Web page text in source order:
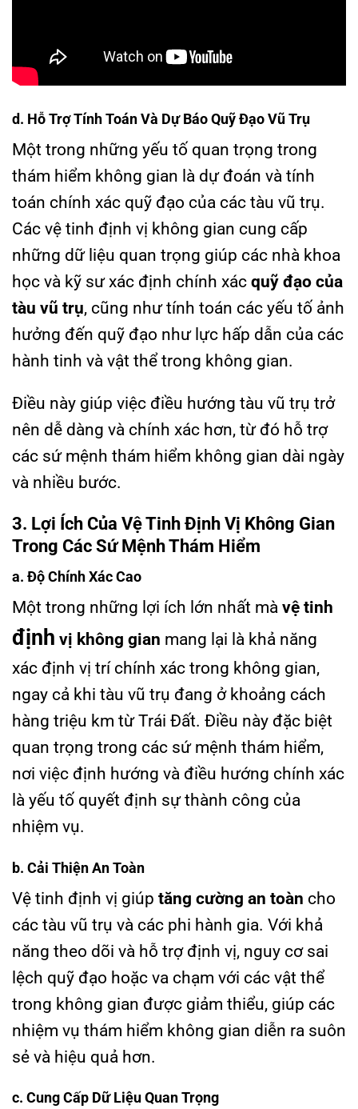
d. Hỗ Trợ Tính Toán Và Dự Báo Quỹ Đạo Vũ Trụ
Một trong những yếu tố quan trọng trong
thám hiểm không gian là dự đoán và tính
toán chính xác quỹ đạo của các tàu vũ trụ.
Các vệ tinh định vị không gian cung cấp
những dữ liệu quan trọng giúp các nhà khoa
học và kỹ sư xác định chính xác quỹ đạo của
tàu vũ trụ, cũng như tính toán các yếu tố ảnh
hưởng đến quỹ đạo như lực hấp dẫn của các
hành tinh và vật thể trong không gian.
Điều này giúp việc điều hướng tàu vũ trụ trở
nên dễ dàng và chính xác hơn, từ đó hỗ trợ
các sứ mệnh thám hiểm không gian dài ngày
và nhiều bước.
3. Lợi Ích Của Vệ Tinh Định Vị Không Gian
Trong Các Sứ Mệnh Thám Hiểm
a. Độ Chính Xác Cao
Một trong những lợi ích lớn nhất mà vệ tinh
định vị không gian mang lại là khả năng
xác định vị trí chính xác trong không gian,
ngay cả khi tàu vũ trụ đang ở khoảng cách
hàng triệu km từ Trái Đất. Điều này đặc biệt
quan trọng trong các sứ mệnh thám hiểm,
nơi việc định hướng và điều hướng chính xác
là yếu tố quyết định sự thành công của
nhiệm vụ.
b. Cải Thiện An Toàn
Vệ tinh định vị giúp tăng cường an toàn cho
các tàu vũ trụ và các phi hành gia. Với khả
năng theo dõi và hỗ trợ định vị, nguy cơ sai
lệch quỹ đạo hoặc va chạm với các vật thể
trong không gian được giảm thiểu, giúp các
nhiệm vụ thám hiểm không gian diễn ra suôn
sẻ và hiệu quả hơn.
c. Cung Cấp Dữ Liệu Quan Trọng